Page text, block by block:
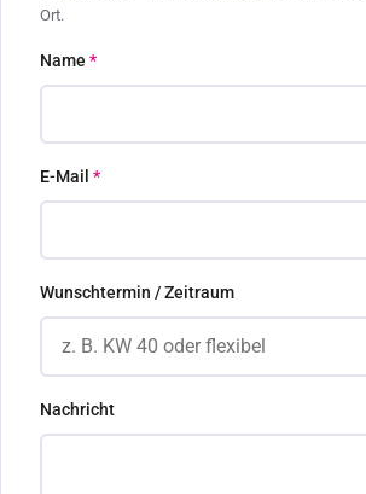
Ort.
Bitte leer lassen
Name *
E-Mail *
Wunschtermin / Zeitraum
Nachricht